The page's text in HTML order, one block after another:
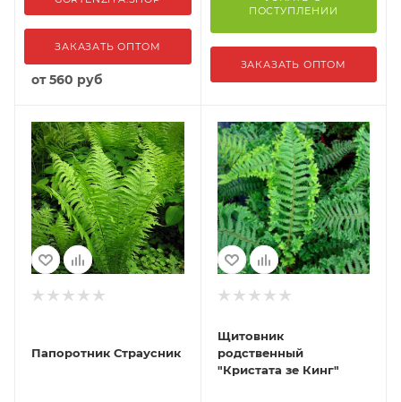
ЗАКАЗАТЬ ОПТОМ
от560 руб
ПОСТУПЛЕНИИ
ЗАКАЗАТЬ ОПТОМ
Папоротник Страусник
Щитовник
родственный
"Кристата зе Кинг"